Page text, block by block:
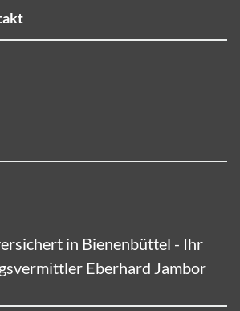
in Bienenbüttel - Ihr
Eberhard Jambor